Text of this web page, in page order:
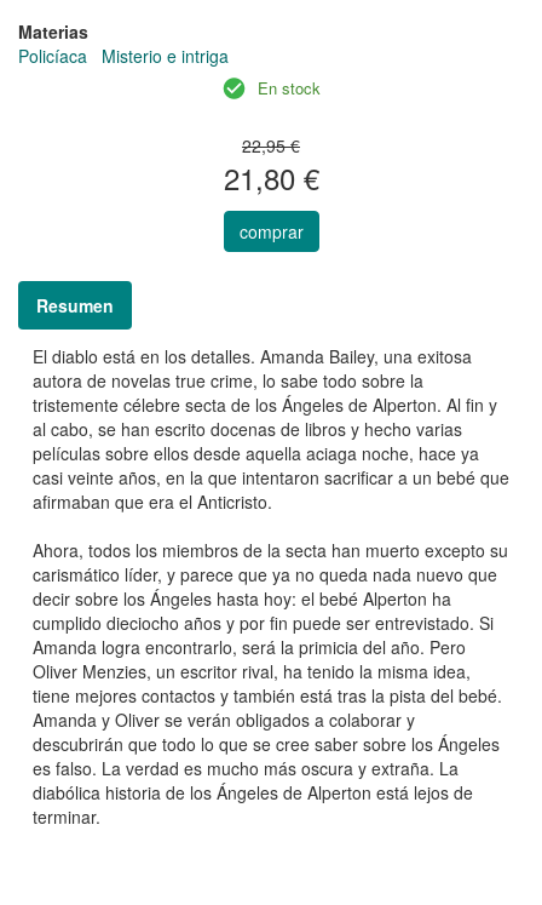
Materias
Policíaca
Misterio e intriga
En stock
22,95 €
21,80 €
comprar
Resumen
El diablo está en los detalles. Amanda Bailey, una exitosa
autora de novelas true crime, lo sabe todo sobre la
tristemente célebre secta de los Ángeles de Alperton. Al fin y
al cabo, se han escrito docenas de libros y hecho varias
películas sobre ellos desde aquella aciaga noche, hace ya
casi veinte años, en la que intentaron sacrificar a un bebé que
afirmaban que era el Anticristo.
Ahora, todos los miembros de la secta han muerto excepto su
carismático líder, y parece que ya no queda nada nuevo que
decir sobre los Ángeles hasta hoy: el bebé Alperton ha
cumplido dieciocho años y por fin puede ser entrevistado. Si
Amanda logra encontrarlo, será la primicia del año. Pero
Oliver Menzies, un escritor rival, ha tenido la misma idea,
tiene mejores contactos y también está tras la pista del bebé.
Amanda y Oliver se verán obligados a colaborar y
descubrirán que todo lo que se cree saber sobre los Ángeles
es falso. La verdad es mucho más oscura y extraña. La
diabólica historia de los Ángeles de Alperton está lejos de
terminar.